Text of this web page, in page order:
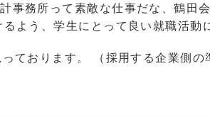
事務所って素敵な仕事だな、鶴田
よう、学生にとって良い就職活動
ております。 （採用する企業側の